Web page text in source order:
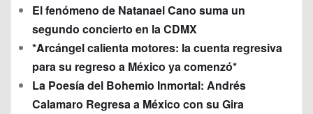
El fenómeno de Natanael Cano suma un
segundo concierto en la CDMX
*Arcángel calienta motores: la cuenta regresiva
para su regreso a México ya comenzó*
La Poesía del Bohemio Inmortal: Andrés
Calamaro Regresa a México con su Gira